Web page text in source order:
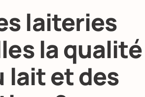
laiteries
la qualité
lait et des